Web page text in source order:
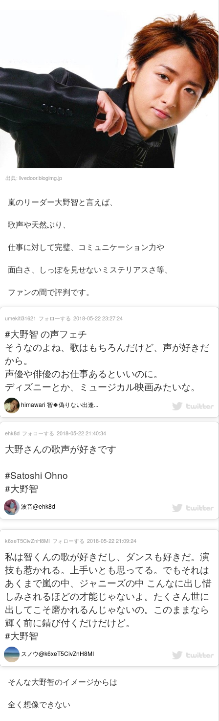
出典: livedoor.blogimg.jp
嵐のリーダー大野智と言えば、
歌声や天然ぶり、
仕事に対して完璧、コミュニケーション力や
面白さ、しっぽを見せないミステリアスさ等、
ファンの間で評判です。
#大野智 の声フェチ
そうなのよね、歌はもちろんだけど、声が好きだ
から。
声優や俳優のお仕事あるといいのに。
ディズニーとか、ミュージカル映画みたいな。
himawari 智🍀偽りない出逢...
umekiti31621 フォローする 2018-05-22 23:27:24
大野さんの歌声が好きです
#Satoshi Ohno
#大野智
波音@ehk8d
ehk8d フォローする 2018-05-22 21:40:34
私は智くんの歌が好きだし、ダンスも好きだ。演
技も惹かれる。上手いとも思ってる。でもそれは
あくまで嵐の中、ジャニーズの中 こんなに出し惜
しみされるほどの才能じゃないよ。たくさん世に
出してこそ磨かれるんじゃないの。このままなら
輝く前に錆び付くだけだけど。
#大野智
スノウ@k6xeT5CivZnH8MI
k6xeT5CivZnH8MI フォローする 2018-05-22 21:09:24
そんな大野智のイメージからは
全く想像できない